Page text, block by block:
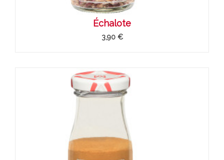
Échalote
3,90 €